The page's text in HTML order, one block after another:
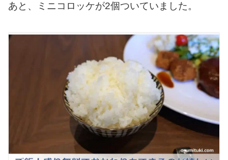
あと、ミニコロッケが2個ついていました。